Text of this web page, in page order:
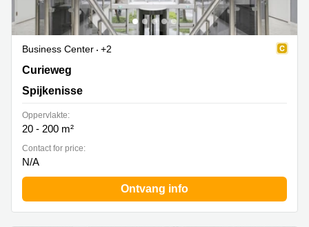
Business Center
+2
Curieweg 7, Spijkenisse
Curieweg
Spijkenisse
Oppervlakte:
20 - 200 m²
Contact for price:
N/A
Ontvang info